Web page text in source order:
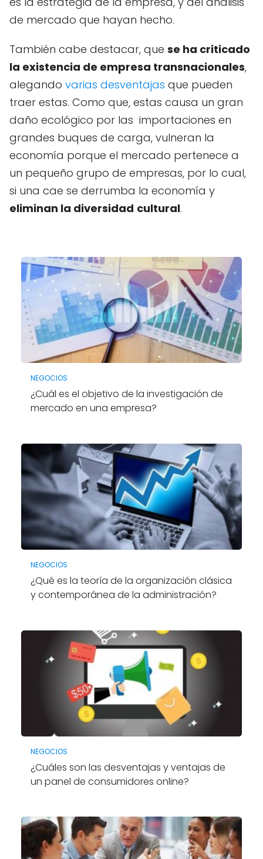
de mercado que hayan hecho.
También cabe destacar, que se ha criticado
la existencia de empresa transnacionales,
alegando varias desventajas que pueden
traer estas. Como que, estas causa un gran
daño ecológico por las importaciones en
grandes buques de carga, vulneran la
economía porque el mercado pertenece a
un pequeño grupo de empresas, por lo cual,
si una cae se derrumba la economía y
eliminan la diversidad cultural.
NEGOCIOS
¿Cuál es el objetivo de la investigación de
mercado en una empresa?
NEGOCIOS
¿Qué es la teoría de la organización clásica
y contemporánea de la administración?
NEGOCIOS
¿Cuáles son las desventajas y ventajas de
un panel de consumidores online?